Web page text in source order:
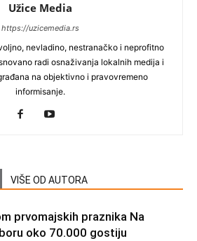
Užice Media
https://uzicemedia.rs
nevladino, nestranačko i neprofitno
radi osnaživanja lokalnih medija i
na objektivno i pravovremeno
informisanje.
VIŠE OD AUTORA
prvomajskih praznika Na
oko 70.000 gostiju